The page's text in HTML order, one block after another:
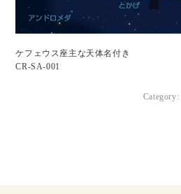
ケフェウス座主な天体名付き
CR-SA-001
Category: